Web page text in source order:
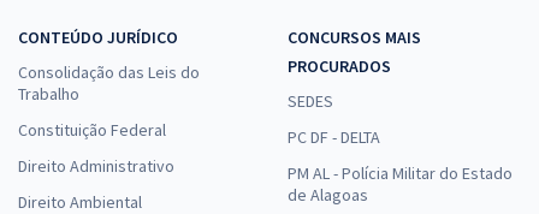
CONTEÚDO JURÍDICO
Consolidação das Leis do
Trabalho
Constituição Federal
Direito Administrativo
Direito Ambiental
CONCURSOS MAIS
PROCURADOS
SEDES
PC DF - DELTA
PM AL - Polícia Militar do Estado
de Alagoas